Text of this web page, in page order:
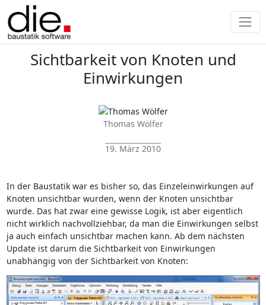
Sichtbarkeit von Knoten und
Einwirkungen
Thomas Wölfer
19. März 2010
In der Baustatik war es bisher so, das Einzeleinwirkungen auf
Knoten unsichtbar wurden, wenn der Knoten unsichtbar
wurde. Das hat zwar eine gewisse Logik, ist aber eigentlich
nicht wirklich nachvollziehbar, da man die Einwirkungen selbst
ja auch einfach unsichtbar machen kann. Ab dem nächsten
Update ist darum die Sichtbarkeit von Einwirkungen
unabhängig von der Sichtbarkeit von Knoten: